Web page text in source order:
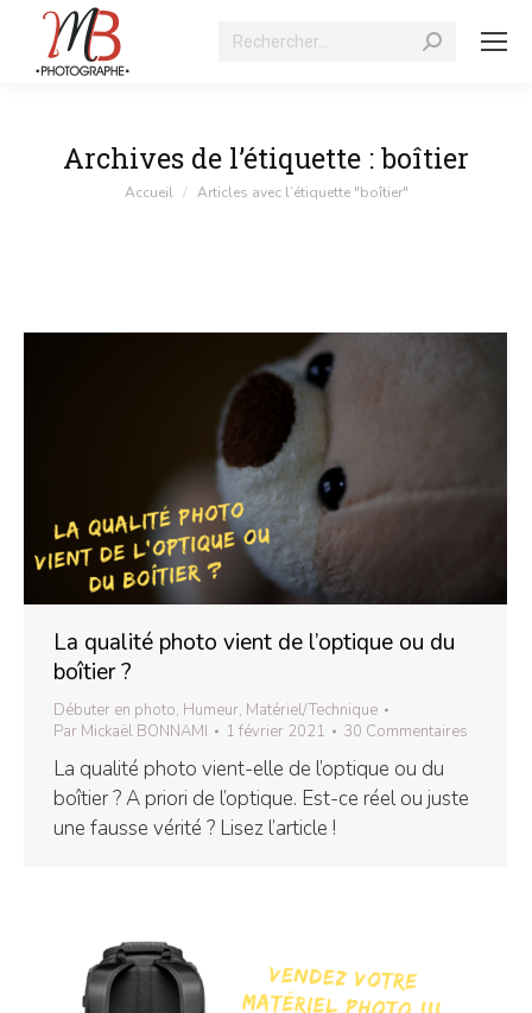
Recherche
Archives de l’étiquette : boîtier
Vous êtes ici :
Accueil Articles avec l’étiquette "boîtier"
La qualité photo vient de l’optique ou du
boîtier ?
Débuter en photo, Humeur, Matériel/Technique
Par Mickaël BONNAMI 1 février 2021 30 Commentaires
La qualité photo vient-elle de l’optique ou du
boîtier ? A priori de l’optique. Est-ce réel ou juste
une fausse vérité ? Lisez l’article !